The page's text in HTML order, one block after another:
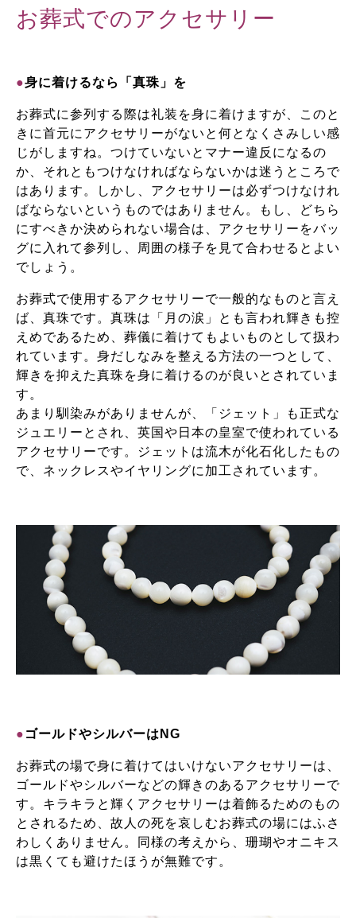
お葬式でのアクセサリー
●身に着けるなら「真珠」を
お葬式に参列する際は礼装を身に着けますが、このと
きに首元にアクセサリーがないと何となくさみしい感
じがしますね。つけていないとマナー違反になるの
か、それともつけなければならないかは迷うところで
はあります。しかし、アクセサリーは必ずつけなけれ
ばならないというものではありません。もし、どちら
にすべきか決められない場合は、アクセサリーをバッ
グに入れて参列し、周囲の様子を見て合わせるとよい
でしょう。
お葬式で使用するアクセサリーで一般的なものと言え
ば、真珠です。真珠は「月の涙」とも言われ輝きも控
えめであるため、葬儀に着けてもよいものとして扱わ
れています。身だしなみを整える方法の一つとして、
輝きを抑えた真珠を身に着けるのが良いとされていま
す。
あまり馴染みがありませんが、「ジェット」も正式な
ジュエリーとされ、英国や日本の皇室で使われている
アクセサリーです。ジェットは流木が化石化したもの
で、ネックレスやイヤリングに加工されています。
● ゴールドやシルバーはNG
お葬式の場で身に着けてはいけないアクセサリーは、
ゴールドやシルバーなどの輝きのあるアクセサリーで
す。キラキラと輝くアクセサリーは着飾るためのもの
とされるため、故人の死を哀しむお葬式の場にはふさ
わしくありません。同様の考えから、珊瑚やオニキス
は黒くても避けたほうが無難です。